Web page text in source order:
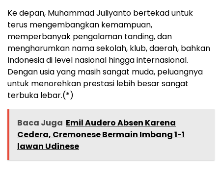
Ke depan, Muhammad Juliyanto bertekad untuk
terus mengembangkan kemampuan,
memperbanyak pengalaman tanding, dan
mengharumkan nama sekolah, klub, daerah, bahkan
Indonesia di level nasional hingga internasional.
Dengan usia yang masih sangat muda, peluangnya
untuk menorehkan prestasi lebih besar sangat
terbuka lebar.(*)
Baca Juga Emil Audero Absen Karena
Cedera, Cremonese Bermain Imbang 1-1
lawan Udinese